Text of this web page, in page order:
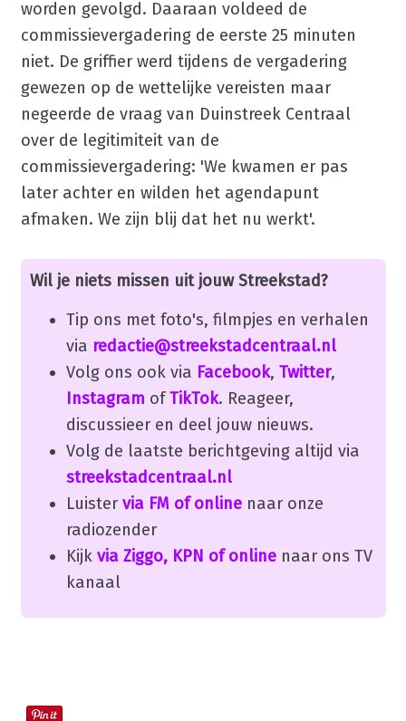
worden gevolgd. Daaraan voldeed de
commissievergadering de eerste 25 minuten
niet. De griffier werd tijdens de vergadering
gewezen op de wettelijke vereisten maar
negeerde de vraag van Duinstreek Centraal
over de legitimiteit van de
commissievergadering: 'We kwamen er pas
later achter en wilden het agendapunt
afmaken. We zijn blij dat het nu werkt'.
Wil je niets missen uit jouw Streekstad?
Tip ons met foto's, filmpjes en verhalen
via redactie@streekstadcentraal.nl
Volg ons ook via Facebook, Twitter,
Instagram ofTikTok. Reageer,
discussieer en deel jouw nieuws.
Volg de laatste berichtgeving altijd via
streekstadcentraal.nl
Luister via FM of onlinenaar onze
radiozender
Kijk via Ziggo, KPN of onlinenaar ons TV
kanaal